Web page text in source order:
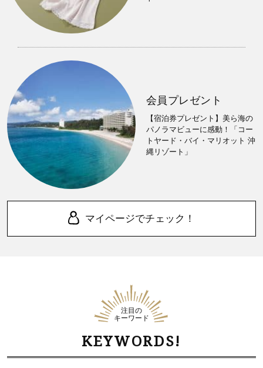
会員プレゼント
【宿泊券プレゼント】美ら海の
パノラマビューに感動！「コー
トヤード・バイ・マリオット 沖
縄リゾート」
マイページでチェック！
注目の
キーワード
KEYWORDS!